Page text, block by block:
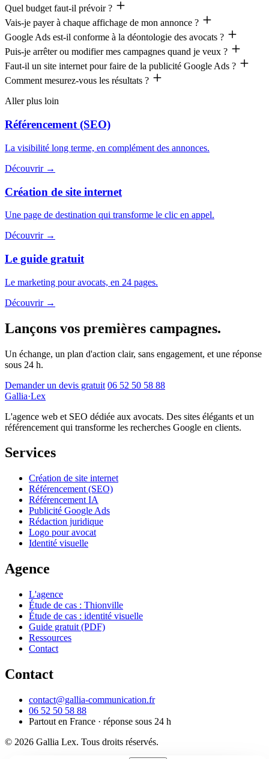
Quel budget faut-il prévoir ?
Vais-je payer à chaque affichage de mon annonce ?
Google Ads est-il conforme à la déontologie des avocats ?
Puis-je arrêter ou modifier mes campagnes quand je veux ?
Faut-il un site internet pour faire de la publicité Google Ads ?
Comment mesurez-vous les résultats ?
Aller plus loin
Référencement (SEO)
La visibilité long terme, en complément des annonces.
Découvrir →
Création de site internet
Une page de destination qui transforme le clic en appel.
Découvrir →
Le guide gratuit
Le marketing pour avocats, en 24 pages.
Découvrir →
Lançons vos premières campagnes.
Un échange, un plan d'action clair, sans engagement, et une réponse
sous 24 h.
Demander un devis gratuit 06 52 50 58 88
Gallia·Lex
L'agence web et SEO dédiée aux avocats. Des sites élégants et un
référencement qui transforme les recherches Google en clients.
Services
Création de site internet
Référencement (SEO)
Référencement IA
Publicité Google Ads
Rédaction juridique
Logo pour avocat
Identité visuelle
Agence
L'agence
Étude de cas : Thionville
Étude de cas : identité visuelle
Guide gratuit (PDF)
Ressources
Contact
Contact
contact@gallia-communication.fr
06 52 50 58 88
Partout en France · réponse sous 24 h
© 2026 Gallia Lex. Tous droits réservés.